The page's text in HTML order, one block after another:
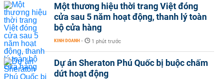
Một thương hiệu thời trang Việt đóng
cửa sau 5 năm hoạt động, thanh lý toàn
bộ cửa hàng
KINH DOANH - 1 phút trước
Dự án Sheraton Phú Quốc bị buộc chấm
dứt hoạt động